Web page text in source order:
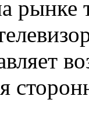
рынке